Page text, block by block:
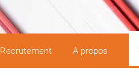
Recrutement A propos